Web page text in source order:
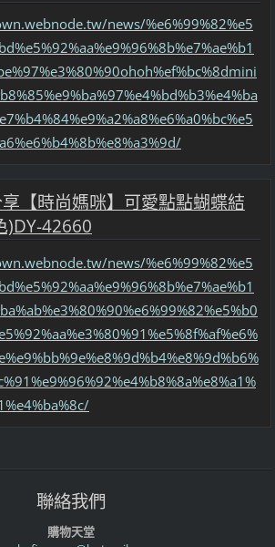
news/%e6%99%82%e5
【時尚媽咪】可愛點點蝴蝶結
)DY-42660
news/%e6%99%82%e5
聯絡我們
購物天堂